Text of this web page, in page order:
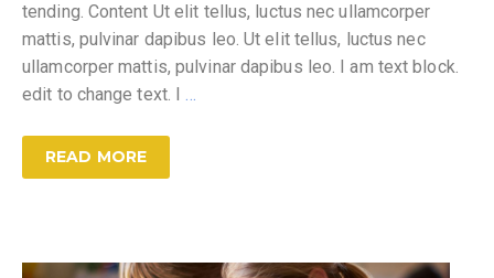
tending. Content Ut elit tellus, luctus nec ullamcorper
mattis, pulvinar dapibus leo. Ut elit tellus, luctus nec
ullamcorper mattis, pulvinar dapibus leo. I am text block.
edit to change text. I…
READ MORE